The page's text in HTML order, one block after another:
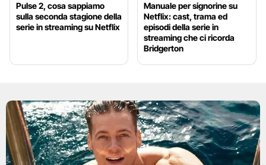
Pulse 2, cosa sappiamo
sulla seconda stagione della
serie in streaming su Netflix
Manuale per signorine su
Netflix: cast, trama ed
episodi della serie in
streaming che ci ricorda
Bridgerton